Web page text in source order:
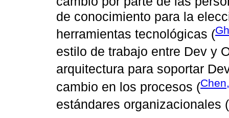
de conocimiento para la
herramientas tecnológicas (
estilo de trabajo entre Dev y
arquitectura para soportar
cambio en los procesos (
estándares organizacionales (